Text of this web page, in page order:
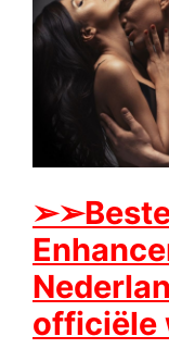
officiële